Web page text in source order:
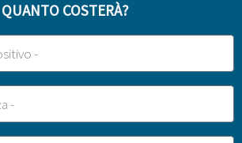
QUANTO COSTERÀ?